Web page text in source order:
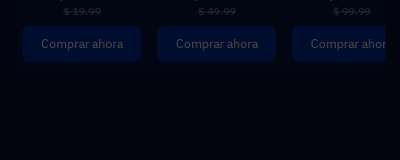
$ 19.99
Comprar ahora
$ 49.99
Comprar ahora
$ 99.99
Comprar ahora